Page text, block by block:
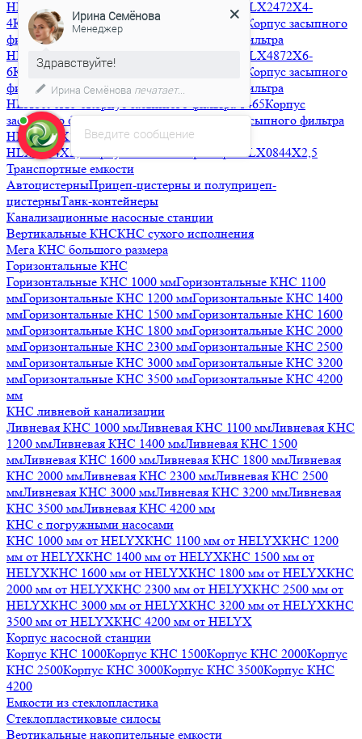
HLX2162X4-4
Корпус засыпного фильтра HLX2472X4-
4Корпус засыпного фильтра HLX3072X4-4
Корпус засыпного
фильтра HLX3672X4-4
Корпус засыпного фильтра
HLX4272X6-6
Корпус засыпного фильтра HLX4872X6-
6Корпус засыпного фильтра HLX6386X6-6
Корпус засыпного
фильтра HLX7296X6-6 Корпус засыпного фильтра
HLX8096X6-6Корпус засыпного фильтра 1465Корпус
засыпного фильтра HLX1354X2,5Корпус засыпного фильтра
HLX1248X2,5Корпус засыпного фильтра
HLX1054X2,5Корпус засыпного фильтра HLX0844X2,5
Транспортные емкости
АвтоцистерныПрицеп-цистерны и полуприцеп-
цистерныТанк-контейнеры
Канализационные насосные станции
Вертикальные КНСКНС сухого исполнения
Мега КНС большого размера
Горизонтальные КНС
Горизонтальные КНС 1000 ммГоризонтальные КНС 1100
ммГоризонтальные КНС 1200 ммГоризонтальные КНС 1400
ммГоризонтальные КНС 1500 ммГоризонтальные КНС 1600
ммГоризонтальные КНС 1800 ммГоризонтальные КНС 2000
ммГоризонтальные КНС 2300 ммГоризонтальные КНС 2500
ммГоризонтальные КНС 3000 ммГоризонтальные КНС 3200
ммГоризонтальные КНС 3500 ммГоризонтальные КНС 4200
мм
КНС ливневой канализации
Ливневая КНС 1000 ммЛивневая КНС 1100 ммЛивневая КНС
1200 ммЛивневая КНС 1400 ммЛивневая КНС 1500
ммЛивневая КНС 1600 ммЛивневая КНС 1800 ммЛивневая
КНС 2000 ммЛивневая КНС 2300 ммЛивневая КНС 2500
ммЛивневая КНС 3000 ммЛивневая КНС 3200 ммЛивневая
КНС 3500 ммЛивневая КНС 4200 мм
КНС с погружными насосами
КНС 1000 мм от HELYXКНС 1100 мм от HELYXКНС 1200
мм от HELYXКНС 1400 мм от HELYXКНС 1500 мм от
HELYXКНС 1600 мм от HELYXКНС 1800 мм от HELYXКНС
2000 мм от HELYXКНС 2300 мм от HELYXКНС 2500 мм от
HELYXКНС 3000 мм от HELYXКНС 3200 мм от HELYXКНС
3500 мм от HELYXКНС 4200 мм от HELYX
Корпус насосной станции
Корпус КНС 1000Корпус КНС 1500Корпус КНС 2000Корпус
КНС 2500Корпус КНС 3000Корпус КНС 3500Корпус КНС
4200
Емкости из стеклопластика
Стеклопластиковые силосы
Вертикальные накопительные емкости
Введите сообщение
Здравствуйте!
Мы подготовили для Вас
специальное предложение!